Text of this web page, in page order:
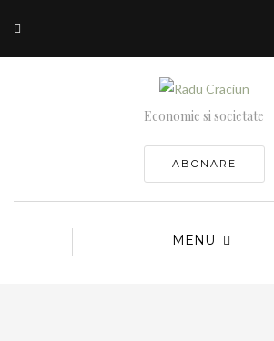
Economie si societate
ABONARE
MENU